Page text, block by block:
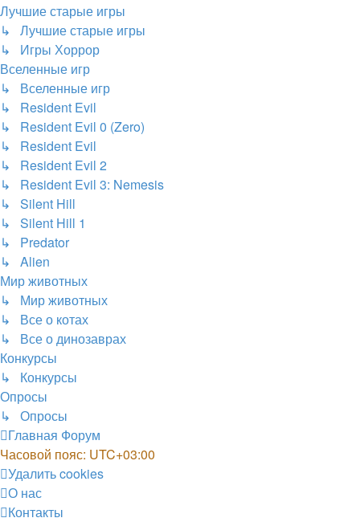
Лучшие старые игры
↳ Лучшие старые игры
↳ Игры Хоррор
Вселенные игр
↳ Вселенные игр
↳ Resident Evil
↳ Resident Evil 0 (Zero)
↳ Resident Evil
↳ Resident Evil 2
↳ Resident Evil 3: Nemesis
↳ Silent Hill
↳ Silent Hill 1
↳ Predator
↳ Alien
Мир животных
↳ Мир животных
↳ Все о котах
↳ Все о динозаврах
Конкурсы
↳ Конкурсы
Опросы
↳ Опросы
Главная Форум
Часовой пояс: UTC+03:00
Удалить cookies
О нас
Контакты